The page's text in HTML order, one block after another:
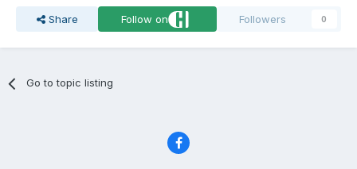
Share Follow on Followers 0
Go to topic listing